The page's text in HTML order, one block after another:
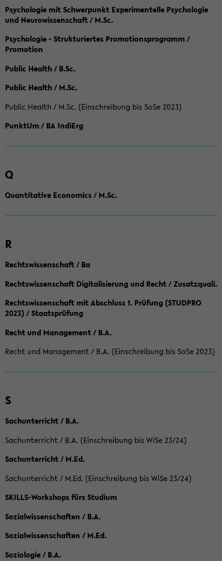
Psychologie mit Schwerpunkt Experimentelle Psychologie
und Neurowissenschaft / M.Sc.
Psychologie - Strukturiertes Promotionsprogramm /
Promotion
Public Health / B.Sc.
Public Health / M.Sc.
Public Health / M.Sc. (Einschreibung bis SoSe 2023)
PunktUm / BA IndiErg
Q
Quantitative Economics / M.Sc.
R
Rechtswissenschaft / Ba
Rechtswissenschaft Digitalisierung und Recht / Zusatzquali.
Rechtswissenschaft mit Abschluss 1. Prüfung (STUDPRO
2023) / Staatsprüfung
Recht und Management / B.A.
Recht und Management / B.A. (Einschreibung bis SoSe 2023)
S
Sachunterricht / B.A.
Sachunterricht / B.A. (Einschreibung bis WiSe 23/24)
Sachunterricht / M.Ed.
Sachunterricht / M.Ed. (Einschreibung bis WiSe 23/24)
SKILLS-Workshops fürs Studium
Sozialwissenschaften / B.A.
Sozialwissenschaften / M.Ed.
Soziologie / B.A.